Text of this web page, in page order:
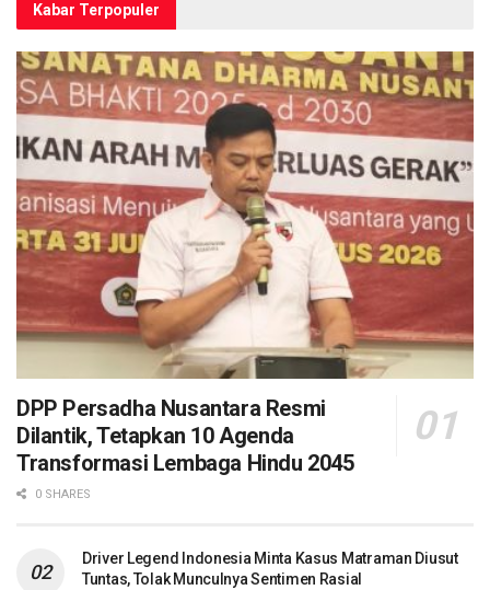
Kabar Terpopuler
DPP Persadha Nusantara Resmi
Dilantik, Tetapkan 10 Agenda
Transformasi Lembaga Hindu 2045
0 SHARES
Driver Legend Indonesia Minta Kasus Matraman Diusut
Tuntas, Tolak Munculnya Sentimen Rasial